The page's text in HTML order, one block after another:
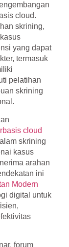
cloud.
skrining,
yang dapat
termasuk
pelatihan
skrining
cloud
skrining
kasus
arahan
ini
Modern
digital untuk
forum